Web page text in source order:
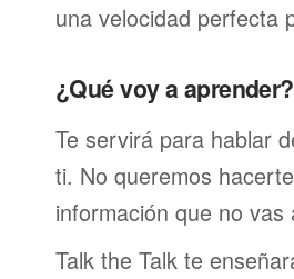
una velocidad perfecta
¿Qué voy a aprender?
Te servirá para hablar
ti. No queremos
información que no
Talk the Talk te